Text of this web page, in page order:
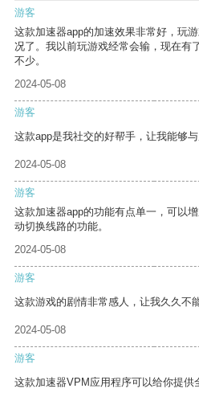
游客
这款加速器app的加速效果非常好，玩
况了。我以前玩游戏经常会输，现在有
不少。
2024-05-08
游客
这款app是我社交的好帮手，让我能够
2024-05-08
游客
这款加速器app的功能有点单一，可以
动切换线路的功能。
2024-05-08
游客
这款游戏的剧情非常感人，让我久久不
2024-05-08
游客
这款加速器VPM应用程序可以给你提供